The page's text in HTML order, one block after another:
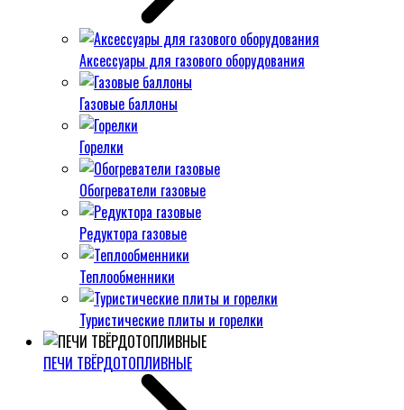
Аксессуары для газового оборудования
Газовые баллоны
Горелки
Обогреватели газовые
Редуктора газовые
Теплообменники
Туристические плиты и горелки
ПЕЧИ ТВЁРДОТОПЛИВНЫЕ